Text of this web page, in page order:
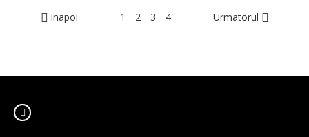
 Inapoi 1 2 3 4 Urmatorul 